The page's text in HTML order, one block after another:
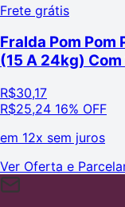
Frete grátis
Fralda Pom Pom
(15 A 24kg)
R$30,17
R$25,24 16% OFF
em 12x sem juros
Ver Oferta e